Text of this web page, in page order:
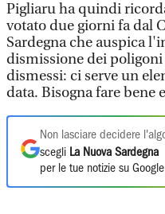
Pigliaru ha quindi
votato due giorni fa dal
Sardegna che auspica
dismissione dei
dismessi: ci serve un
data. Bisogna fare bene
Non lasciare decidere
scegli La Nuova Sardegna
per le tue notizie su Google